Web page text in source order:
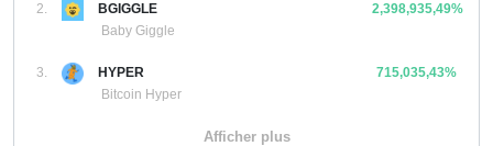
2.
BGIGGLE
Baby Giggle
2,398,935,49%
3.
HYPER
Bitcoin Hyper
715,035,43%
Afficher plus